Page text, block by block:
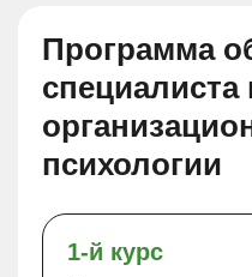
Программа
специалиста
психологии
1-й курс